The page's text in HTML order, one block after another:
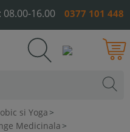
08.00-16.00 0377 101 448
si Yoga >
Medicinala >